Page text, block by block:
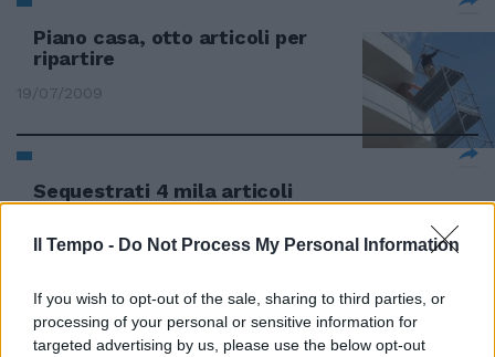
Il Tempo - Do Not Process My Personal Information
If you wish to opt-out of the sale, sharing to third parties, or
processing of your personal or sensitive information for
targeted advertising by us, please use the below opt-out
Piano casa, otto articoli per
ripartire
19/07/2009
Sequestrati 4 mila articoli
contraffatti
24/05/2009
Linea dura sull'emergenza rifiuti